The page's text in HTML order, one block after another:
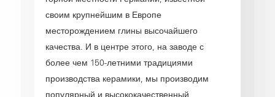
своим крупнейшим в Европе
месторождением глины высочайшего
качества. И в центре этого, на заводе с
более чем 150-летними традициями
производства керамики, мы производим
популярный и высококачественный